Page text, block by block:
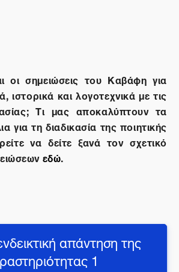
οι σημειώσεις του Καβάφη για
ιστορικά και λογοτεχνικά με τις
Τι μας αποκαλύπτουν τα
για τη διαδικασία της ποιητικής
να δείτε ξανά τον σχετικό
εδώ.
απάντηση της
1